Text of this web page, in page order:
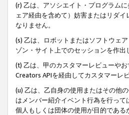
(r) 乙は、アソシエイト・プログラム
ェア経由を含めて）妨害またはリダ
なりません。
(s) 乙は、ロボットまたはソフトウェ
ゾン・サイト上でのセッションを作出
(t) 乙は、甲のカスタマーレビューや
Creators APIを経由してカスタマーレ
(u) 乙は、乙自身の使用またはその他
はメンバー紹介イベント行為を行っ
個人もしくは団体の使用が目的であ